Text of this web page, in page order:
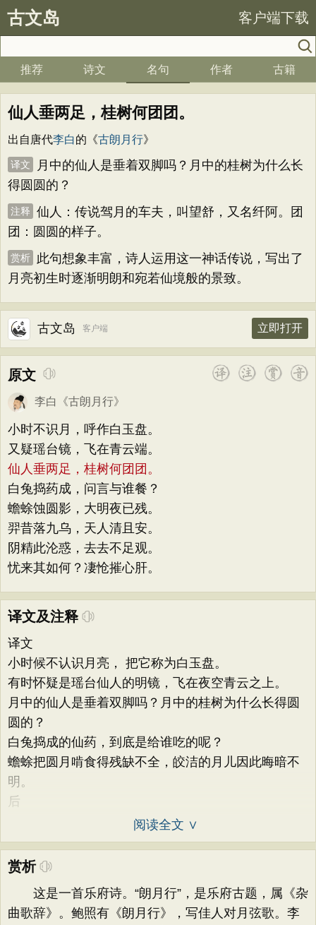
古文岛 客户端下载
推荐 诗文 名句 作者 古籍
仙人垂两足，桂树何团团。
出自唐代李白的《古朗月行》
译文
月中的仙人是垂着双脚吗？月中的桂树为什么长
得圆圆的？
注释
仙人：传说驾月的车夫，叫望舒，又名纤阿。团
团：圆圆的样子。
赏析
此句想象丰富，诗人运用这一神话传说，写出了
月亮初生时逐渐明朗和宛若仙境般的景致。
古文岛 客户端 立即打开
原文
李白 《古朗月行》
小时不识月，呼作白玉盘。
又疑瑶台镜，飞在青云端。
仙人垂两足，桂树何团团。
白兔捣药成，问言与谁餐？
蟾蜍蚀圆影，大明夜已残。
羿昔落九乌，天人清且安。
阴精此沦惑，去去不足观。
忧来其如何？凄怆摧心肝。
译文及注释
译文
小时候不认识月亮， 把它称为白玉盘。
有时怀疑是瑶台仙人的明镜，飞在夜空青云之上。
月中的仙人是垂着双脚吗？月中的桂树为什么长得圆
圆的？
白兔捣成的仙药，到底是给谁吃的呢？
蟾蜍把圆月啃食得残缺不全，皎洁的月儿因此晦暗不
明。
后
阅读全文 ∨
赏析
这是一首乐府诗。“朗月行”，是乐府古题，属《杂
曲歌辞》。鲍照有《朗月行》，写佳人对月弦歌。李